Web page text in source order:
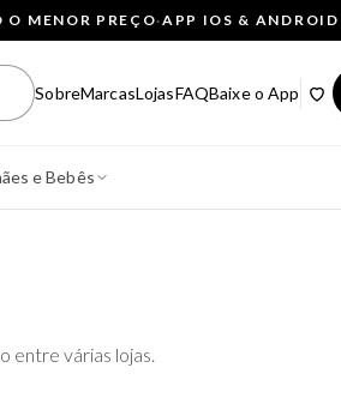
MENOR PREÇO·APP IOS & ANDROID
SobreMarcasLojasFAQBaixe o App
e Bebês
entre várias lojas.